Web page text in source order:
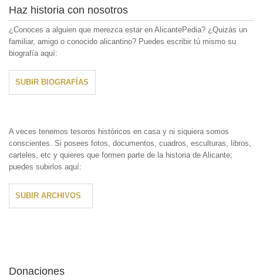
Haz historia con nosotros
¿Conoces a alguien que merezca estar en AlicantePedia? ¿Quizás un
familiar, amigo o conocido alicantino? Puedes escribir tú mismo su
biografía aquí:
SUBIR BIOGRAFÍAS
A veces tenemos tesoros históricos en casa y ni siquiera somos
conscientes. Si posees fotos, documentos, cuadros, esculturas, libros,
carteles, etc y quieres que formen parte de la historia de Alicante;
puedes subirlos aquí:
SUBIR ARCHIVOS
Donaciones